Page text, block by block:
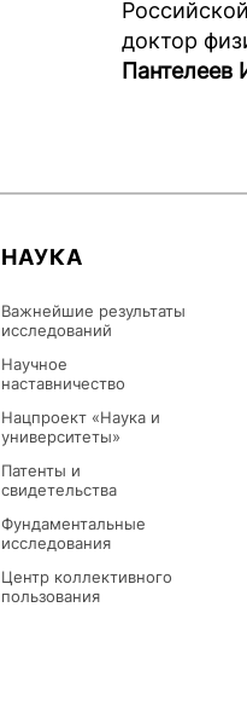
доктор
Пантелеев
НАУКА
Важнейшие результаты
исследований
Научное
наставничество
Нацпроект «Наука и
университеты»
Патенты и
свидетельства
Фундаментальные
исследования
Центр коллективного
пользования